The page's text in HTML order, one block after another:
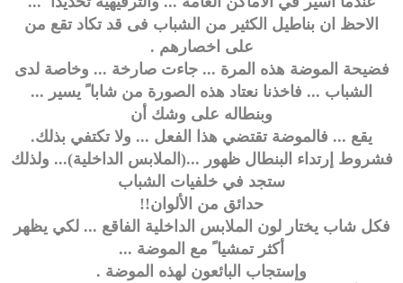
الاحظ ان بناطيل الكثير من الشباب فى قد تكاد تقع من
على اخصارهم .
فضيحة الموضة هذه المرة ... جاءت صارخة ... وخاصة لدى
الشباب ... فاخذنا نعتاد هذه الصورة من شابا ً يسير ...
وبنطاله على وشك أن
يقع ... فالموضة تقتضي هذا الفعل ... ولا تكتفي بذلك.
فشروط إرتداء البنطال ظهور ...(الملابس الداخلية)... ولذلك
ستجد في خلفيات الشباب
حدائق من الألوان!!
فكل شاب يختار لون الملابس الداخلية الفاقع ... لكي يظهر
أكثر تمشيا ً مع الموضة ...
وإستجاب البائعون لهذه الموضة .